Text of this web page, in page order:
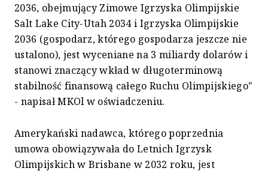
2036, obejmujący Zimowe Igrzyska Olimpijskie
Salt Lake City-Utah 2034 i Igrzyska Olimpijskie
2036 (gospodarz, którego gospodarza jeszcze nie
ustalono), jest wyceniane na 3 miliardy dolarów i
stanowi znaczący wkład w długoterminową
stabilność finansową całego Ruchu Olimpijskiego"
- napisał MKOl w oświadczeniu.
Amerykański nadawca, którego poprzednia
umowa obowiązywała do Letnich Igrzysk
Olimpijskich w Brisbane w 2032 roku, jest